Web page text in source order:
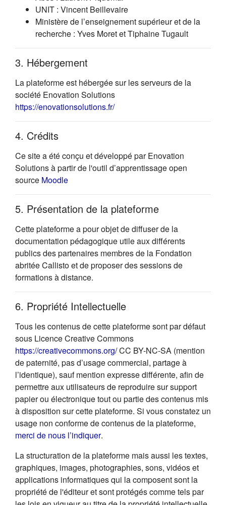
UNIT : Vincent Beillevaire
Ministère de l’enseignement supérieur et de la
recherche : Yves Moret et Tiphaine Tugault
3. Hébergement
La plateforme est hébergée sur les serveurs de la
société Enovation Solutions
https://enovationsolutions.fr/(s'ouvre dans un nouvel onglet)
4. Crédits
Ce site a été conçu et développé par Enovation
Solutions à partir de l'outil d’apprentissage open
source Moodle(s'ouvre dans un nouvel onglet)
5. Présentation de la plateforme
Cette plateforme a pour objet de diffuser de la
documentation pédagogique utile aux différents
publics des partenaires membres de la Fondation
abritée Callisto et de proposer des sessions de
formations à distance.
6. Propriété Intellectuelle
Tous les contenus de cette plateforme sont par défaut
sous Licence Creative Commons
https://creativecommons.org/(s'ouvre dans un nouvel
CC BY-NC-SA (mention
de paternité, pas d’usage commercial, partage à
l’identique), sauf mention expresse différente, afin de
permettre aux utilisateurs de reproduire sur support
papier ou électronique tout ou partie des contenus mis
à disposition sur cette plateforme. Si vous constatez un
usage non conforme de contenus de la plateforme,
merci de nous l’indiquer(s'ouvre dans un nouvel onglet)
.
La structuration de la plateforme mais aussi les textes,
graphiques, images, photographies, sons, vidéos et
applications informatiques qui la composent sont la
propriété de l'éditeur et sont protégés comme tels par